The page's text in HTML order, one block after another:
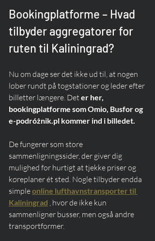
Bookingplatforme – Hvad
tilbyder aggregatorer for
ruten til Kaliningrad?
Nu om dage ser det ikke ud til, at nogen
løber rundt på togstationer og leder efter
billetter længere. Det er her,
bookingplatforme som Omio, Busfor og
e-podróżnik.pl kommer ind i billedet.
De fungerer som store
sammenligningssider, der giver dig
mulighed for hurtigt at tjekke priser og
køreplaner ét sted. Nogle tilbyder endda
simple online lufthavnstransporter til
Kaliningrad , hvor de ikke kun
sammenligner busser, men også andre
transportformer.